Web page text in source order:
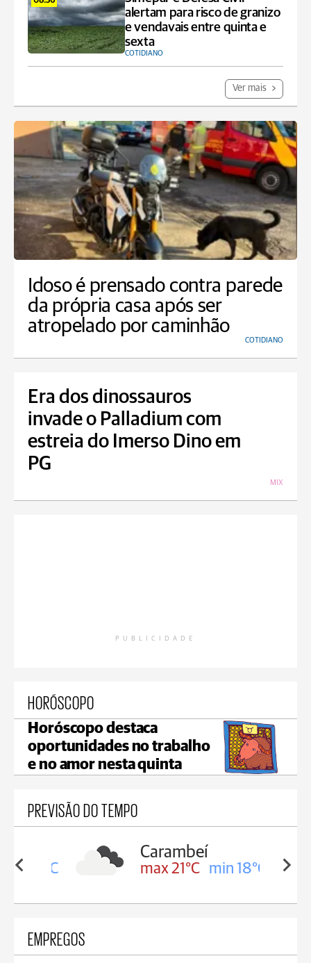
alertam para risco de granizo
e vendavais entre quinta e
sexta
COTIDIANO
Ver mais
Idoso é prensado contra parede
da própria casa após ser
atropelado por caminhão
COTIDIANO
Era dos dinossauros
invade o Palladium com
estreia do Imerso Dino em
PG
MIX
PUBLICIDADE
HORÓSCOPO
Horóscopo destaca
oportunidades no trabalho
e no amor nesta quinta
PREVISÃO DO TEMPO
19°C
Carambeí
max 21°C min 18°C
EMPREGOS